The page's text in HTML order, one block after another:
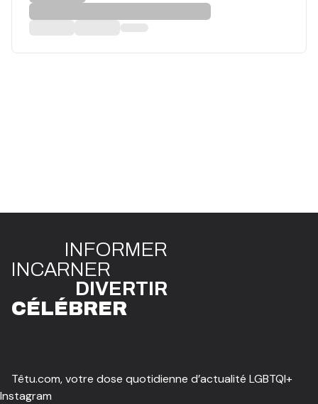
INFORMER
INCARNER
DIVERTIR
CÉLÉBRER
Têtu.com, votre dose quotidienne d’actualité LGBTQI+
Instagram